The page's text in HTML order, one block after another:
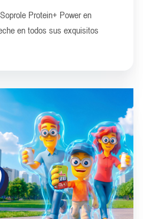
Protein+ Power en
en todos sus exquisitos